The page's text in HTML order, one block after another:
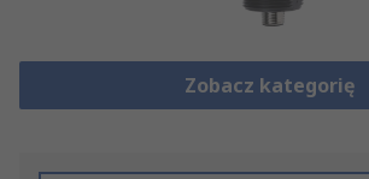
Zobacz kategorię